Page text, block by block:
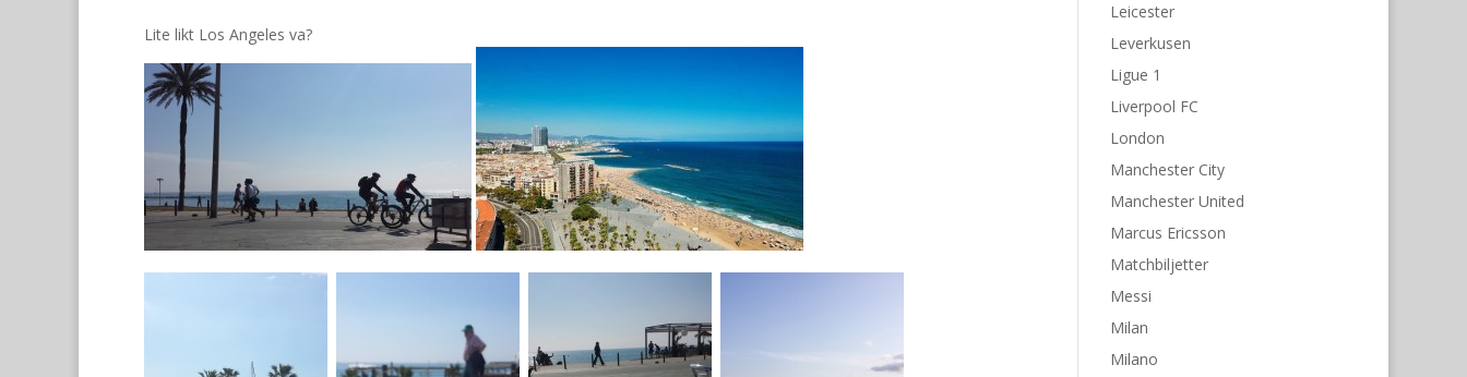
Lite likt Los Angeles va?
Leicester
Leverkusen
Ligue 1
Liverpool FC
London
Manchester City
Manchester United
Marcus Ericsson
Matchbiljetter
Messi
Milan
Milano